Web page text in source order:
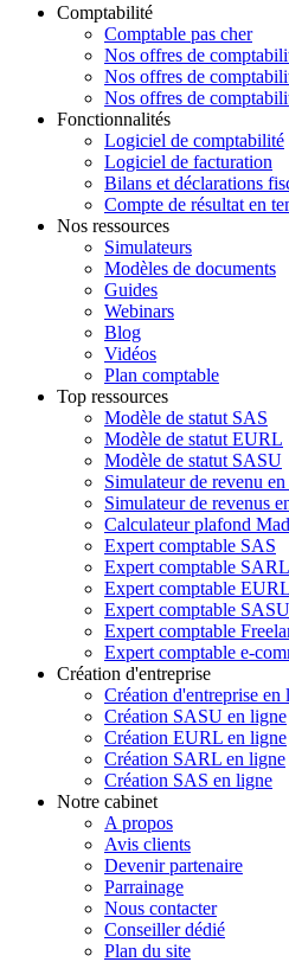
Comptabilité
Comptable pas cher
Nos offres de
Nos offres de
Nos offres de
Fonctionnalités
Logiciel de comptabilité
Logiciel de facturation
Bilans et déclarations
Compte de résultat en
Nos ressources
Simulateurs
Modèles de documents
Guides
Webinars
Blog
Vidéos
Plan comptable
Top ressources
Modèle de statut SAS
Modèle de statut EURL
Modèle de statut SASU
Simulateur de revenu
Simulateur de revenus
Calculateur plafond
Expert comptable SAS
Expert comptable SARL
Expert comptable EURL
Expert comptable SASU
Expert comptable
Expert comptable e-
Création d'entreprise
Création d'entreprise en
Création SASU en ligne
Création EURL en ligne
Création SARL en ligne
Création SAS en ligne
Notre cabinet
A propos
Avis clients
Devenir partenaire
Parrainage
Nous contacter
Conseiller dédié
Plan du site